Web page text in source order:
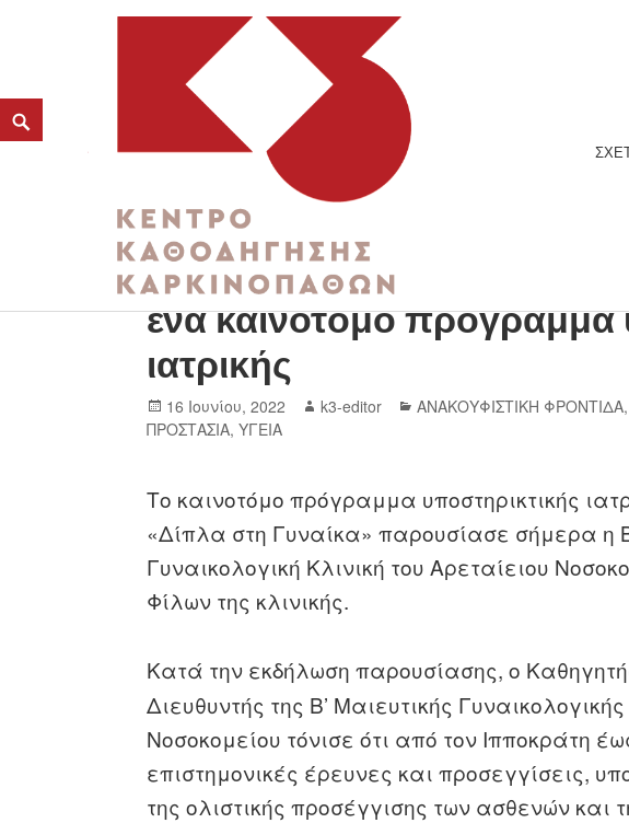
K3
ΚΕΝΤΡΟ ΚΑΘΟΔΗΓΗΣΗΣ ΚΑΡΚΙΝΟΠΑΘΩΝ
Δίπλα στη Γυναίκα: Το
ένα καινοτόμο πρόγραμμα
ιατρικής
16 Ιουνίου, 2022 k3-editor ΑΝΑΚΟΥΦΙΣΤΙΚΗ ΦΡΟΝΤΙΔΑ,
ΠΡΟΣΤΑΣΙΑ,ΥΓΕΙΑ
Το καινοτόμο πρόγραμμα υποστηρικτικής
«Δίπλα στη Γυναίκα» παρουσίασε σήμερα η
Γυναικολογική Κλινική του Αρεταίειου
Φίλων της κλινικής.
Κατά την εκδήλωση παρουσίασης, ο
Διευθυντής της Β’ Μαιευτικής
Νοσοκομείου τόνισε ότι από τον Ιπποκράτη
επιστημονικές έρευνες και προσεγγίσεις,
της ολιστικής προσέγγισης των ασθενών και